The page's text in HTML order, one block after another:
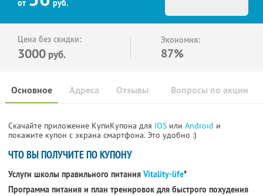
от руб.
Цена без скидки:
3000 руб.
Экономия:
87%
Основное Отзывы Вопросы по акции
Адреса
Скачайте приложение КупиКупона для IOS или Android и
покажите купон с экрана смартфона. Это удобно :)
ЧТО ВЫ ПОЛУЧИТЕ ПО КУПОНУ
Услуги школы правильного питания Vitality-life*
Программа питания и план тренировок для быстрого похудения